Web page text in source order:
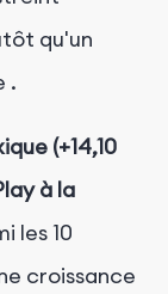
qu'un
.
(+14,10
à la
les 10
croissance